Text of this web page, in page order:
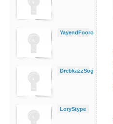
YayendFooro
DrebkazzSog
LoryStype